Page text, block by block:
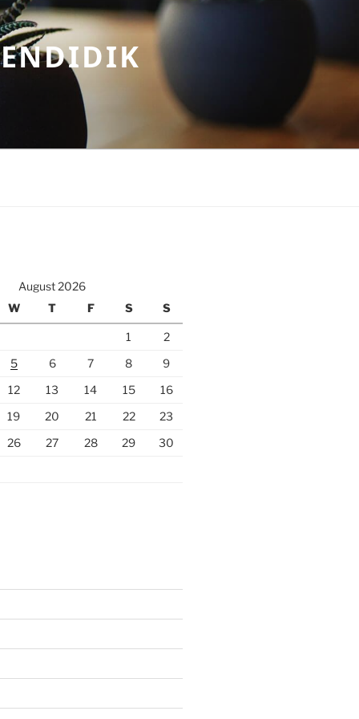
August 2026
W T F S S
1
2
5 6 7 8
9
12 13 14 15
16
19 20 21 22
23
26 27 28 29
30